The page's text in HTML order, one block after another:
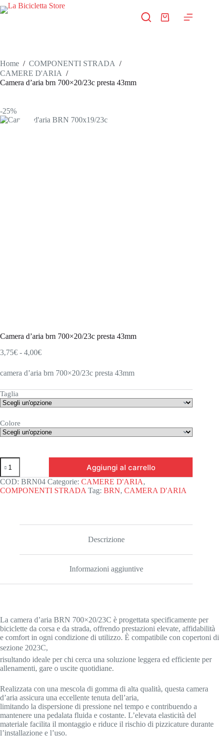
Salta
al
Carrello
Home / COMPONENTI STRADA /
CAMERE D'ARIA /
Camera d’aria brn 700×20/23c presta 43mm
-25%
Camera d’aria brn 700×20/23c presta 43mm
3,75€ - 4,00€Fascia
prezzo:
da
4,00€
camera d’aria brn 700×20/23c presta 43mm
Taglia
Colore
Camera
d'aria
brn
700x20/23c
presta
Aggiungi al carrello
COD: BRN04 Categorie: CAMERE D'ARIA,
COMPONENTI STRADA Tag: BRN, CAMERA D'ARIA
Descrizione
Informazioni aggiuntive
La camera d’aria BRN 700×20/23C è progettata specificamente per
biciclette da corsa e da strada, offrendo prestazioni elevate, affidabilità
e comfort in ogni condizione di utilizzo. È compatibile con copertoni di
sezione 2023C,
risultando ideale per chi cerca una soluzione leggera ed efficiente per
allenamenti, gare o uscite quotidiane.
Realizzata con una mescola di gomma di alta qualità, questa camera
d’aria assicura una eccellente tenuta dell’aria,
limitando la dispersione di pressione nel tempo e contribuendo a
mantenere una pedalata fluida e costante. L’elevata elasticità del
materiale facilita il montaggio e riduce il rischio di pizzicature durante
l’installazione e l’uso.